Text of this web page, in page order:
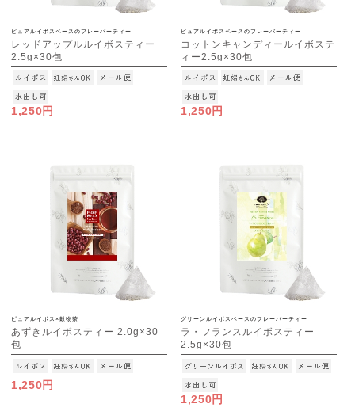
ピュアルイボスベースのフレーバーティー
レッドアップルルイボスティー
2.5g×30包
[M便 1/3]
1,250円
ピュアルイボスベースのフレーバーティー
コットンキャンディールイボステ
ィー2.5g×30包
[M便 1/3]
1,250円
ピュアルイボス×穀物茶
あずきルイボスティー 2.0g×30
包
[M便 1/3]
1,250円
グリーンルイボスベースのフレーバーティー
ラ・フランスルイボスティー
2.5g×30包
[M便 1/3]
1,250円